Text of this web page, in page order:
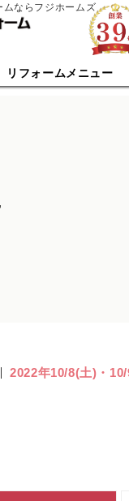
ムならフジホームズ
リフォームメニュー
2022年10/8(土)・